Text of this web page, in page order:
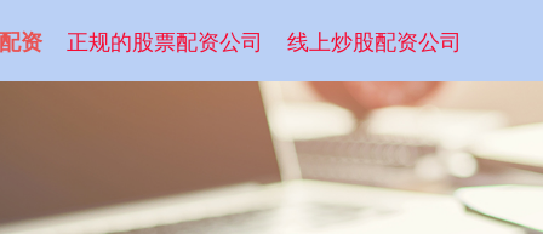
资 正规的股票配资公司 线上炒股配资公司